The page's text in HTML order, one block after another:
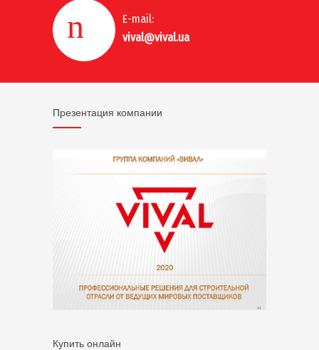
E-mail:
vival@vival.ua
Презентация компании
Купить онлайн